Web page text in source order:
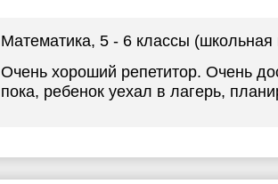
Математика, 5 - 6 классы (школьная
Очень хороший репетитор. Очень
пока, ребенок уехал в лагерь,